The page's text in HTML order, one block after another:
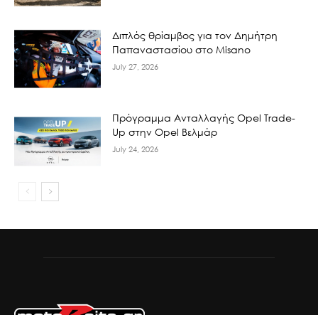
Διπλός θρίαμβος για τον Δημήτρη
Παπαναστασίου στο Misano
July 27, 2026
Πρόγραμμα Ανταλλαγής Opel Trade-
Up στην Opel Βελμάρ
July 24, 2026